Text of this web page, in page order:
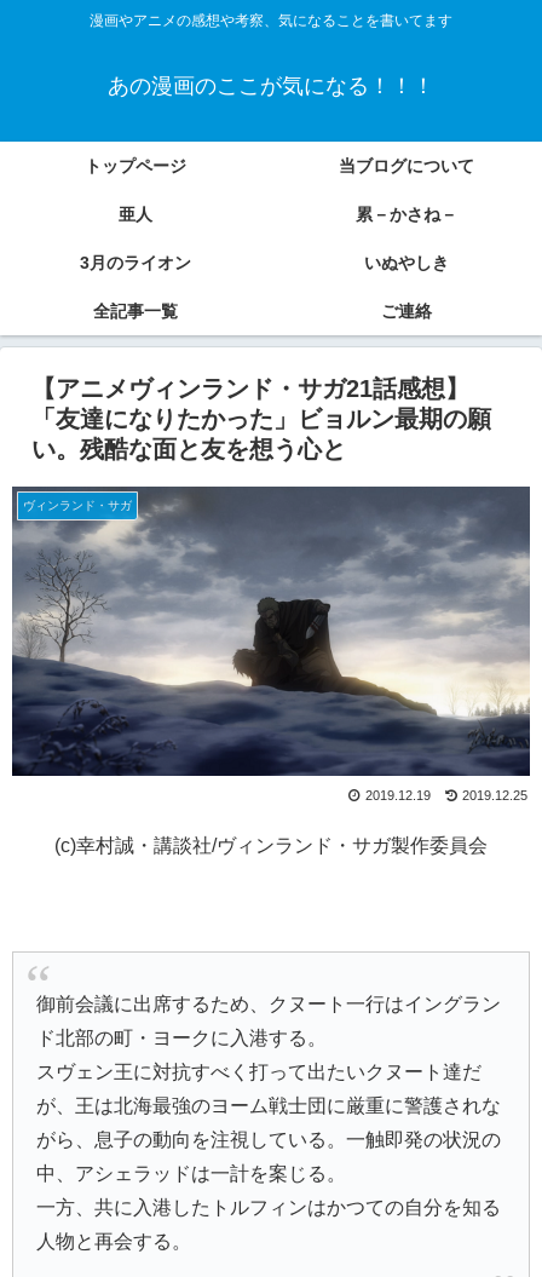
漫画やアニメの感想や考察、気になることを書いてます
あの漫画のここが気になる！！！
トップページ 当ブログについて
亜人 累－かさね－
3月のライオン いぬやしき
全記事一覧 ご連絡
【アニメヴィンランド・サガ21話感想】
「友達になりたかった」ビョルン最期の願
い。残酷な面と友を想う心と
ヴィンランド・サガ
2019.12.25
2019.12.19
(c)幸村誠・講談社/ヴィンランド・サガ製作委員会
御前会議に出席するため、クヌート一行はイングラン
ド北部の町・ヨークに入港する。
スヴェン王に対抗すべく打って出たいクヌート達だ
が、王は北海最強のヨーム戦士団に厳重に警護されな
がら、息子の動向を注視している。一触即発の状況の
中、アシェラッドは一計を案じる。
一方、共に入港したトルフィンはかつての自分を知る
人物と再会する。